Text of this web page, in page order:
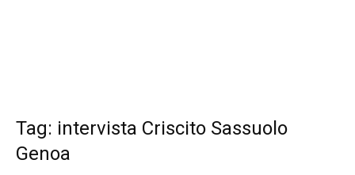
Tag: intervista Criscito Sassuolo
Genoa